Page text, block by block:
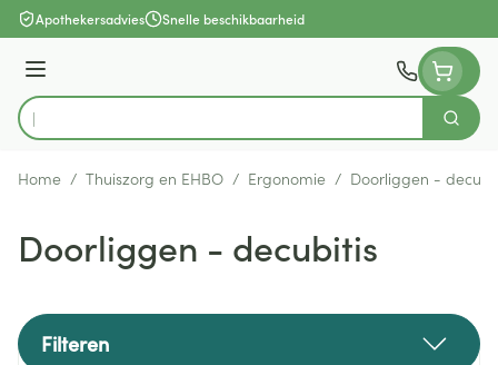
Ga naar de inhoud
Apothekersadvies Snelle beschikbaarheid
Menu
Product, merk, categorie...
Zoek
Home / Thuiszorg en EHBO / Ergonomie / Doorliggen -
Doorliggen - decubitis
Filteren